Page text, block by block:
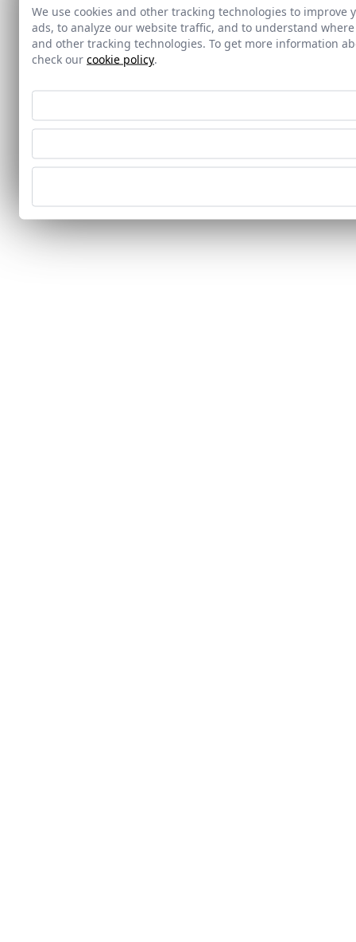
We use cookies and other tracking technologies to
ads, to analyze our website traffic, and to understand
and other tracking technologies. To get more information
check our cookie policy.